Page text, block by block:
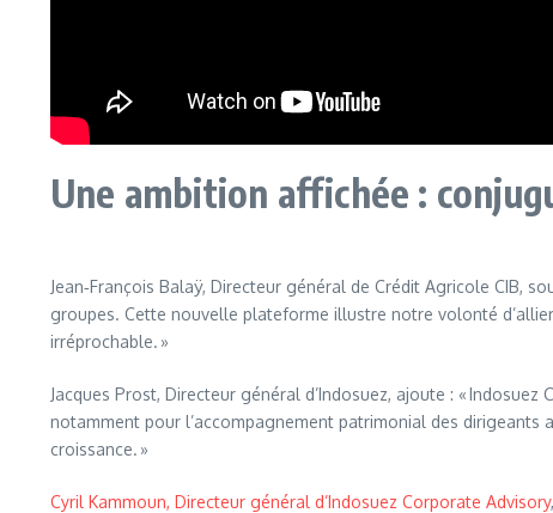
Une ambition affichée :
Jean‑François Balaÿ, Directeur général de Crédit Agricole CIB,
groupes. Cette nouvelle plateforme illustre notre volonté
irréprochable. »
Jacques Prost, Directeur général d’Indosuez, ajoute : «
notamment pour l’accompagnement patrimonial des dirigeants
croissance. »
Cyril Kammoun, Directeur général d’Indosuez Corporate Advisory